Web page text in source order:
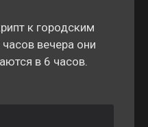
к городским
вечера они
в 6 часов.